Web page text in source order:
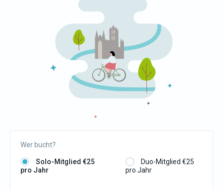
Wer bucht?
Solo-Mitglied €25
pro Jahr
Duo-Mitglied €25
pro Jahr